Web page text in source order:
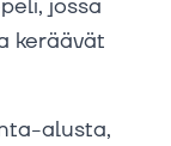
jossa
keräävät
alusta,